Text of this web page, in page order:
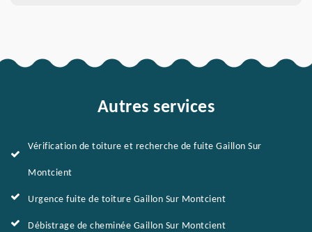
Autres services
Vérification de toiture et recherche de fuite Gaillon Sur
Montcient
Urgence fuite de toiture Gaillon Sur Montcient
Débistrage de cheminée Gaillon Sur Montcient